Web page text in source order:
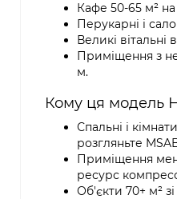
Кафе 50-65 м²
Перукарні і
Великі
Приміщення з
м.
Кому ця модель
Спальні і
розгляньте
Приміщення
ресурс
Об'єкти 70+ м²